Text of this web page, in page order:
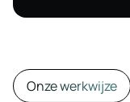
Onze werkwijze